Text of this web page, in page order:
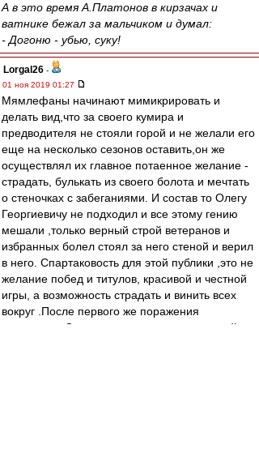
А в это время А.Платонов в кирзачах и
ватнике бежал за мальчиком и думал:
- Догоню - убью, суку!
Lorgal26 -
01 ноя 2019 01:27
Мямлефаны начинают мимикрировать и
делать вид,что за своего кумира и
предводителя не стояли горой и не желали его
еще на несколько сезонов оставить,он же
осуществлял их главное потаенное желание -
страдать, булькать из своего болота и мечтать
о стеночках с забеганиями. И состав то Олегу
Георгиевичу не подходил и все этому гению
мешали ,только верный строй ветеранов и
избранных болел стоял за него стеной и верил
в него. Спартаковость для этой публики ,это не
желание побед и титулов, красивой и честной
игры, а возможность страдать и винить всех
вокруг .После первого же поражения
нынешнего Спартака,ждите, тут на гостевой и